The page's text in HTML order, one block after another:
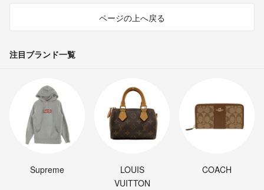
ページの上へ戻る
注目ブランド一覧
Supreme
LOUIS
VUITTON
COACH